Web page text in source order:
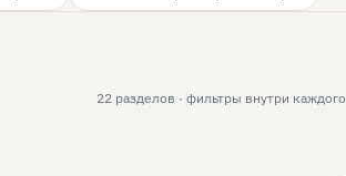
22 разделов · фильтры внутри каждого